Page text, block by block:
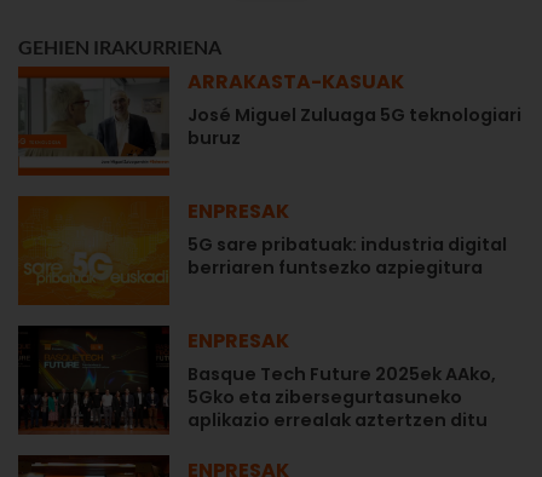
GEHIEN IRAKURRIENA
ARRAKASTA-KASUAK
José Miguel Zuluaga 5G teknologiari
buruz
ENPRESAK
5G sare pribatuak: industria digital
berriaren funtsezko azpiegitura
ENPRESAK
Basque Tech Future 2025ek AAko,
5Gko eta zibersegurtasuneko
aplikazio errealak aztertzen ditu
ENPRESAK